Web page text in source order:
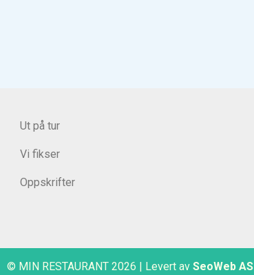
Ut på tur
Vi fikser
Oppskrifter
© MIN RESTAURANT 2026 | Levert av SeoWeb AS